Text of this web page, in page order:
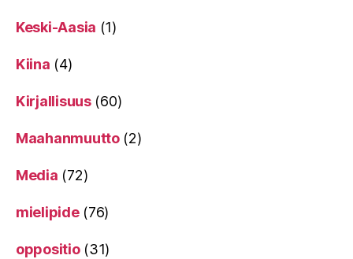
Keski-Aasia (1)
Kiina (4)
Kirjallisuus(60)
Maahanmuutto(2)
Media (72)
mielipide(76)
oppositio(31)